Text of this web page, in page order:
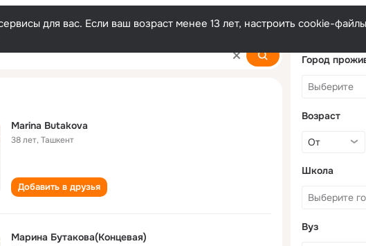
для вас. Если ваш возраст менее 13 лет, настроить cookie-
Marina Butakova
38 лет,Ташкент
Добавить в друзья
Марина Бутакова(Концевая)
Город
Возраст
Школа
Вуз